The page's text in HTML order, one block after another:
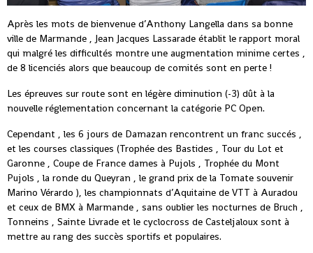
Après les mots de bienvenue d’Anthony Langella dans sa bonne
ville de Marmande , Jean Jacques Lassarade établit le rapport moral
qui malgré les difficultés montre une augmentation minime certes ,
de 8 licenciés alors que beaucoup de comités sont en perte !
Les épreuves sur route sont en légère diminution (-3) dût à la
nouvelle réglementation concernant la catégorie PC Open.
Cependant , les 6 jours de Damazan rencontrent un franc succés ,
et les courses classiques (Trophée des Bastides , Tour du Lot et
Garonne , Coupe de France dames à Pujols , Trophée du Mont
Pujols , la ronde du Queyran , le grand prix de la Tomate souvenir
Marino Vérardo ), les championnats d’Aquitaine de VTT à Auradou
et ceux de BMX à Marmande , sans oublier les nocturnes de Bruch ,
Tonneins , Sainte Livrade et le cyclocross de Casteljaloux sont à
mettre au rang des succès sportifs et populaires.